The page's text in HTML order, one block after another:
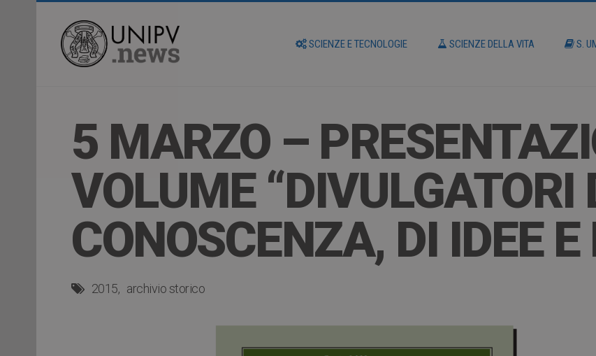
SCIENZE E TECNOLOGIE SCIENZE DELLA VITA S.
5 MARZO –
VOLUME “DIVULGATORI
CONOSCENZA, DI IDEE E
2015 archivio storico